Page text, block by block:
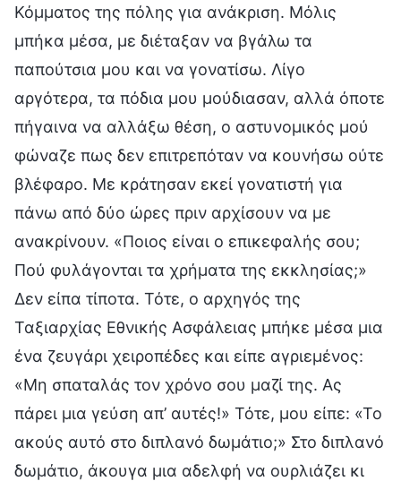
Κόμματος της πόλης για ανάκριση. Μόλις
μπήκα μέσα, με διέταξαν να βγάλω τα
παπούτσια μου και να γονατίσω. Λίγο
αργότερα, τα πόδια μου μούδιασαν, αλλά όποτε
πήγαινα να αλλάξω θέση, ο αστυνομικός μού
φώναζε πως δεν επιτρεπόταν να κουνήσω ούτε
βλέφαρο. Με κράτησαν εκεί γονατιστή για
πάνω από δύο ώρες πριν αρχίσουν να με
ανακρίνουν. «Ποιος είναι ο επικεφαλής σου;
Πού φυλάγονται τα χρήματα της εκκλησίας;»
Δεν είπα τίποτα. Τότε, ο αρχηγός της
Ταξιαρχίας Εθνικής Ασφάλειας μπήκε μέσα μια
ένα ζευγάρι χειροπέδες και είπε αγριεμένος:
«Μη σπαταλάς τον χρόνο σου μαζί της. Ας
πάρει μια γεύση απ’ αυτές!» Τότε, μου είπε: «Το
ακούς αυτό στο διπλανό δωμάτιο;» Στο διπλανό
δωμάτιο, άκουγα μια αδελφή να ουρλιάζει κι